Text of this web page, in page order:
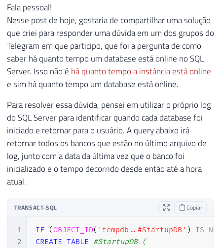
Fala pessoal!
Nesse post de hoje, gostaria de compartilhar uma solução
que criei para responder uma dúvida em um dos grupos do
Telegram em que participo, que foi a pergunta de como
saber há quanto tempo um database está online no SQL
Server. Isso não é há quanto tempo a instância está online
e sim há quanto tempo um database está online.
Para resolver essa dúvida, pensei em utilizar o próprio log
do SQL Server para identificar quando cada database foi
iniciado e retornar para o usuário. A query abaixo irá
retornar todos os bancos que estão no último arquivo de
log, junto com a data da última vez que o banco foi
inicializado e o tempo decorrido desde então até a hora
atual.
TRANSACT-SQL Copiar
1
2
IF (OBJECT_ID( 'tempdb..#StartupDB' ) IS
CREATE TABLE #StartupDB (